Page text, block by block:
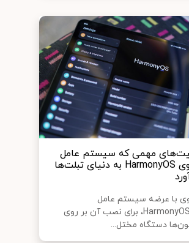
مهمی که سیستم عامل
هواوی HarmonyOS به دنیای تبلت‌ها
با عرضه سیستم عامل
HarmonyOS 2.0، برای نصب آن بر روی
دستگاه مختل...